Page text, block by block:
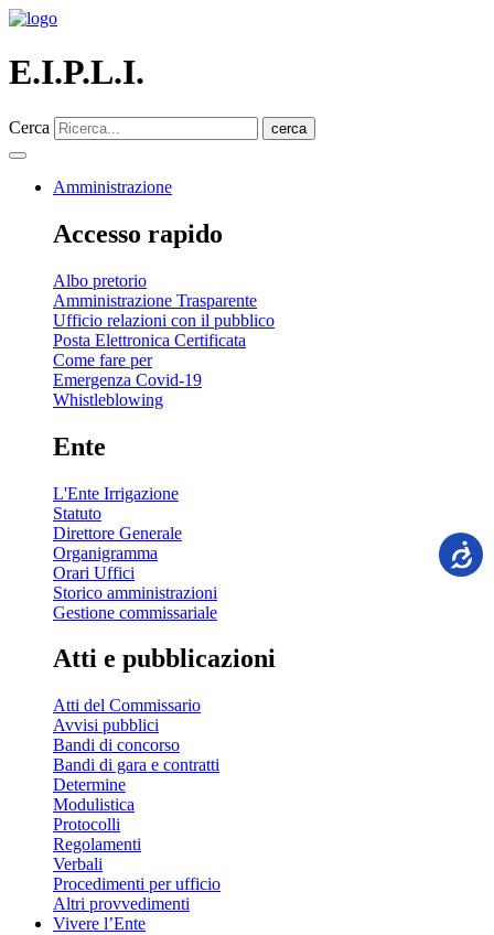
E.I.P.L.I.
Cerca cerca
Amministrazione
Accesso rapido
Albo pretorio
Amministrazione Trasparente
Ufficio relazioni con il pubblico
Posta Elettronica Certificata
Come fare per
Emergenza Covid-19
Whistleblowing
Ente
L'Ente Irrigazione
Statuto
Direttore Generale
Organigramma
Orari Uffici
Storico amministrazioni
Gestione commissariale
Atti e pubblicazioni
Atti del Commissario
Avvisi pubblici
Bandi di concorso
Bandi di gara e contratti
Determine
Modulistica
Protocolli
Regolamenti
Verbali
Procedimenti per ufficio
Altri provvedimenti
Vivere l’Ente